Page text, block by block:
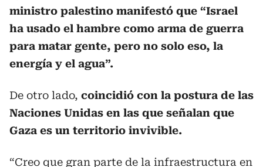
ministro palestino manifestó que “Israel
ha usado el hambre como arma de guerra
para matar gente, pero no solo eso, la
energía y el agua”.
De otro lado, coincidió con la postura de las
Naciones Unidas en las que señalan que
Gaza es un territorio invivible.
“Creo que gran parte de la infraestructura en